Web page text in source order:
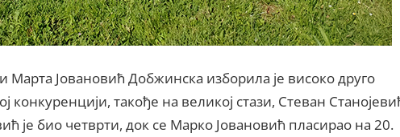
Марта Јовановић Добжинска изборила је високо друго
конкуренцији, такође на великој стази, Стеван
је био четврти, док се Марко Јовановић пласирао на 20.